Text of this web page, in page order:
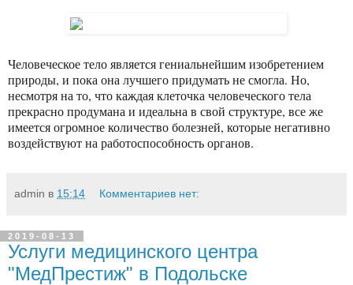
Человеческое тело является гениальнейшим изобретением
природы, и пока она лучшего придумать не смогла. Но,
несмотря на то, что каждая клеточка человеческого тела
прекрасно продумана и идеальна в свой структуре, все же
имеется огромное количество болезней, которые негативно
воздействуют на работоспособность органов.
admin в 15:14 Комментариев нет:
2019-08-13
Услуги медицинского центра
"МедПрестиж" в Подольске